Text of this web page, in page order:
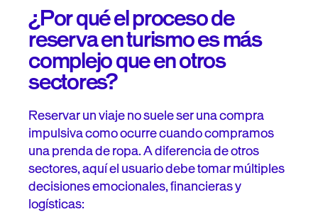
Las mejores páginas para aplicar testing multivariante
(MTV) en turismo
Testing multivariante (MTV) y personalización: una
combinación poderosa
AdaptiveCX: ¿Cómo abordar el reto del 90% de
visitantes anónimos?
Errores comunes que debes evitar en el testing
multivariante (MTV) para turismo
¿Por qué el proceso de
reserva en turismo es más
complejo que en otros
sectores?
Reservar un viaje no suele ser una compra
impulsiva como ocurre cuando compramos
una prenda de ropa. A diferencia de otros
sectores, aquí el usuario debe tomar múltiples
decisiones emocionales, financieras y
logísticas: